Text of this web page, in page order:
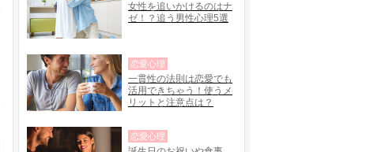
女性を追いかけるのはナ
ゼ！？追う男性心理5選
一貫性の法則は恋愛でも
活用できちゃう！使うメ
リットと注意点は？
恋愛心理
恋愛心理